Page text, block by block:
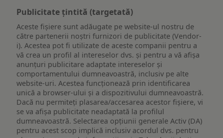
Publicitate țintită (targetată)
Aceste fișiere sunt adăugate pe website-ul nostru de
către partenerii noștri furnizori de publicitate (Vendor-
i). Acestea pot fi utilizate de aceste companii pentru a
vă crea un profil al intereselor dvs. și pentru a vă afișa
anunțuri publicitare adaptate intereselor și
comportamentului dumneavoastră, inclusiv pe alte
website-uri. Acestea funcționează prin identificarea
unică a browser-ului și a dispozitivului dumneavoastră.
Dacă nu permiteți plasarea/accesarea acestor fișiere, vi
se va afișa publicitate neadaptată la profilul
dumneavoastră. Selectarea opțiunii generale Activ (DA)
pentru acest scop implică inclusiv acordul dvs. pentru